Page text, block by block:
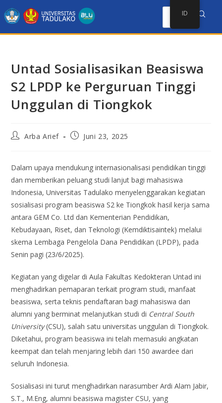
Untad Sosialisasikan Beasiswa
S2 LPDP ke Perguruan Tinggi
Unggulan di Tiongkok
Arba Arief Juni 23, 2025
Dalam upaya mendukung internasionalisasi pendidikan tinggi
dan memberikan peluang studi lanjut bagi mahasiswa
Indonesia, Universitas Tadulako menyelenggarakan kegiatan
sosialisasi program beasiswa S2 ke Tiongkok hasil kerja sama
antara GEM Co. Ltd dan Kementerian Pendidikan,
Kebudayaan, Riset, dan Teknologi (Kemdiktisaintek) melalui
skema Lembaga Pengelola Dana Pendidikan (LPDP), pada
Senin pagi (23/6/2025).
Kegiatan yang digelar di Aula Fakultas Kedokteran Untad ini
menghadirkan pemaparan terkait program studi, manfaat
beasiswa, serta teknis pendaftaran bagi mahasiswa dan
alumni yang berminat melanjutkan studi di Central South
University(CSU), salah satu universitas unggulan di Tiongkok.
Diketahui, program beasiswa ini telah memasuki angkatan
keempat dan telah menjaring lebih dari 150 awardee dari
seluruh Indonesia.
Sosialisasi ini turut menghadirkan narasumber Ardi Alam Jabir,
S.T., M.Eng, alumni beasiswa magister CSU, yang
ID